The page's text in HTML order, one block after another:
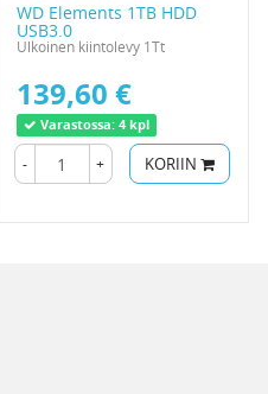
WD Elements 1TB HDD
USB3.0
Ulkoinen kiintolevy 1Tt
139,60 €
Varastossa: 4 kpl
- + KORIIN